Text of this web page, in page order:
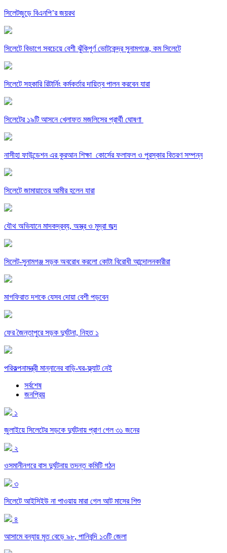
সিলেটজুড়ে বিএনপি’র জয়রথ
সিলেটে বিভাগে সবচেয়ে বেশী ঝুঁকিপূর্ণ ভোটকেন্দ্র সুনামগঞ্জে, কম সিলেটে
সিলেটে সহকারি রিটার্নিং কর্মকর্তার দায়িত্ব পালন করবেন যারা
সিলেটের ১৯টি আসনে খেলাফত মজলিসের প্রার্থী ঘোষণা
নাসীহা ফাউন্ডেশন এর কুরআন শিক্ষা কোর্সের ফলাফল ও পুরস্কার বিতরণ সম্পন্ন
সিলেটে জামায়াতের আমীর হলেন যারা
যৌথ অভিযানে মাদকদ্রব্য, অস্ত্র ও মুদ্রা জব্দ
সিলেট-সুনামগঞ্জ সড়ক অবরোধ করলো কোটা বিরোধী আন্দোলনকারীরা
মাগফিরাত দশকে যেসব দোয়া বেশী পড়বেন
ফের জৈন্তাপুরে সড়ক দুর্ঘটনা, নিহত ১
পরিকল্পনামন্ত্রী মান্নানের বাড়ি-ঘর-ফ্ল্যাট নেই
সর্বশেষ
জনপ্রিয়
১
জুলাইয়ে সিলেটের সড়কে দুর্ঘটনায় প্রাণ গেল ৩১ জনের
২
ওসমানীনগরে বাস দুর্ঘটনায় তদন্ত কমিটি গঠন
৩
সিলেটে আইসিইউ না পাওয়ায় মারা গেল আট মাসের শিশু
৪
আসামে বন্যায় মৃত বেড়ে ৯৮, পানিবন্দি ১৩টি জেলা